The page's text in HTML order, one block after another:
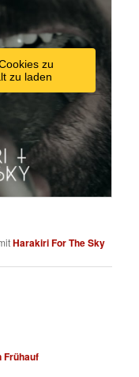
zu
zu laden
Harakiri For The Sky
Frühauf